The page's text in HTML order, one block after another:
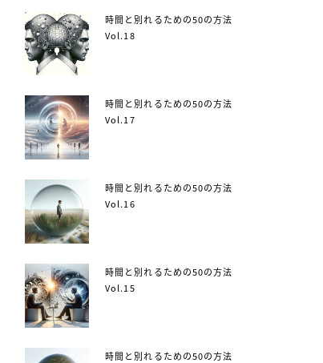
時間と別れるための50の方法
Vol.18
時間と別れるための50の方法
Vol.17
時間と別れるための50の方法
Vol.16
時間と別れるための50の方法
Vol.15
時間と別れるための50の方法